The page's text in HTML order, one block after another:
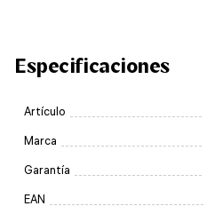
Especificaciones
Artículo
Marca
Garantía
EAN